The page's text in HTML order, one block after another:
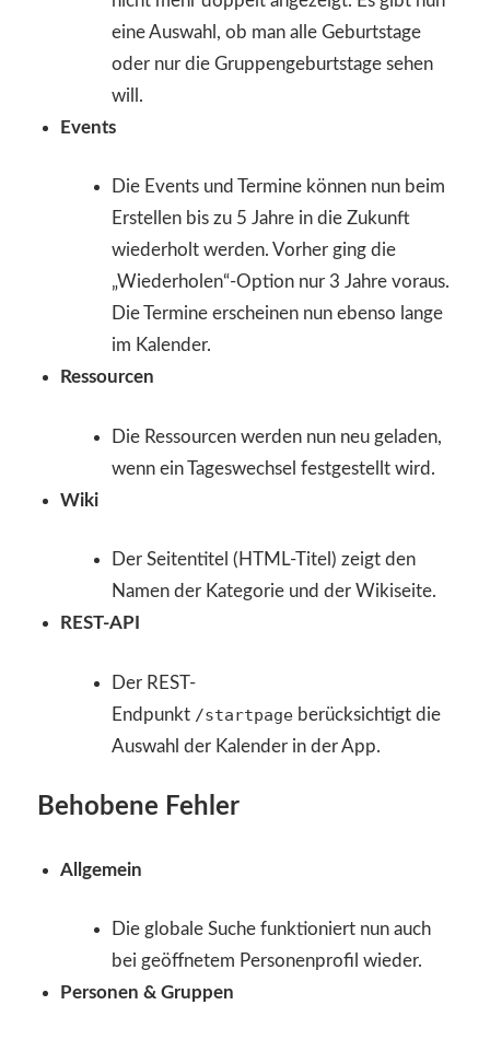
eine Auswahl, ob man alle Geburtstage
oder nur die Gruppengeburtstage sehen
will.
Events
Die Events und Termine können nun beim
Erstellen bis zu 5 Jahre in die Zukunft
wiederholt werden. Vorher ging die
„Wiederholen“-Option nur 3 Jahre voraus.
Die Termine erscheinen nun ebenso lange
im Kalender.
Ressourcen
Die Ressourcen werden nun neu geladen,
wenn ein Tageswechsel festgestellt wird.
Wiki
Der Seitentitel (HTML-Titel) zeigt den
Namen der Kategorie und der Wikiseite.
REST-API
Der REST-
Endpunkt /startpage berücksichtigt die
Auswahl der Kalender in der App.
Behobene Fehler
Allgemein
Die globale Suche funktioniert nun auch
bei geöffnetem Personenprofil wieder.
Personen & Gruppen